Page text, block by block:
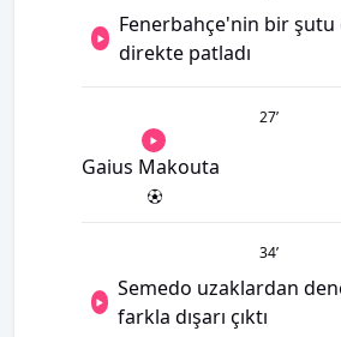
Fenerbahçe'nin bir şutu
direkte patladı
27’
Gaius Makouta
34’
Semedo uzaklardan
farkla dışarı çıktı